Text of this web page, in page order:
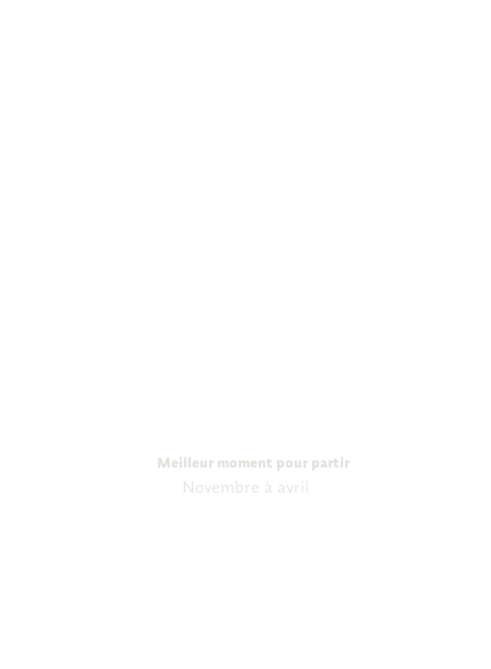
Meilleur moment pour partir
Novembre à avril